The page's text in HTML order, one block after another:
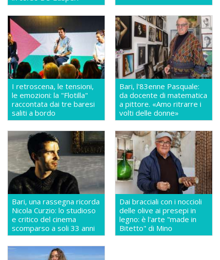
I retroscena, le tensioni,
le emozioni: la "Flotilla"
raccontata dai tre baresi
saliti a bordo
Bari, l'83enne Pasquale:
da docente di matematica
a pittore. «Amo ritrarre i
volti delle donne»
Bari, una rassegna ricorda
Nicola Curzio: lo studioso
e critico del cinema
scomparso a soli 33 anni
Dai bracciali con i noccioli
delle olive ai presepi in
legno: è l'arte "made in
Bitetto" di Mino